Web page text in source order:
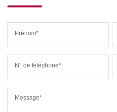
Prénom*
N° de téléphone*
Message*